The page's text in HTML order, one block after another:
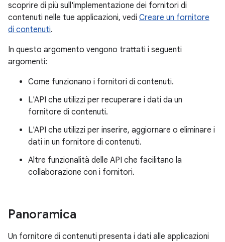
scoprire di più sull'implementazione dei fornitori di
contenuti nelle tue applicazioni, vedi Creare un fornitore
di contenuti.
In questo argomento vengono trattati i seguenti
argomenti:
Come funzionano i fornitori di contenuti.
L'API che utilizzi per recuperare i dati da un
fornitore di contenuti.
L'API che utilizzi per inserire, aggiornare o eliminare i
dati in un fornitore di contenuti.
Altre funzionalità delle API che facilitano la
collaborazione con i fornitori.
Panoramica
Un fornitore di contenuti presenta i dati alle applicazioni